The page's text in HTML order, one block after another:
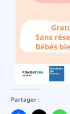
Partager :